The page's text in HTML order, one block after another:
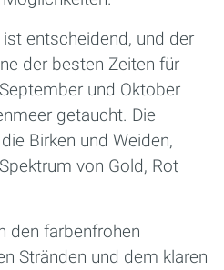
ist entscheidend, und der
der besten Zeiten für
und Oktober
getaucht. Die
Birken und Weiden,
von Gold, Rot
den farbenfrohen
Stränden und dem klaren